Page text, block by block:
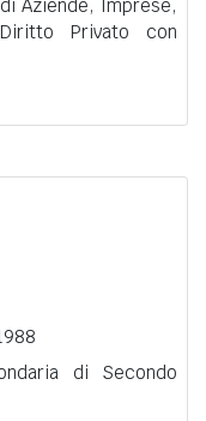
Aziende, Imprese,
Privato con
di Secondo